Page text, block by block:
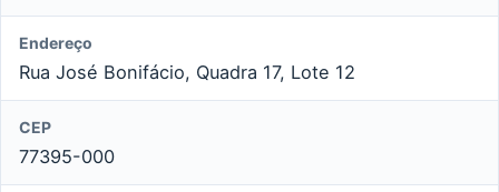
Endereço
Rua José Bonifácio, Quadra 17, Lote 12
CEP
77395-000